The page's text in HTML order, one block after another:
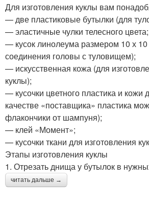
Для изготовления куклы вам
— две пластиковые бутылки (для
— эластичные чулки телесного цвета;
— кусок линолеума размером 10 х
соединения головы с туловищем);
— искусственная кожа (для
куклы);
— кусочки цветного пластика и кожи
качестве «поставщика» пластика
флакончики от шампуня);
— клей «Момент»;
— кусочки ткани для изготовления
Этапы изготовления куклы
1. Отрезать днища у бутылок в
читать дальше →